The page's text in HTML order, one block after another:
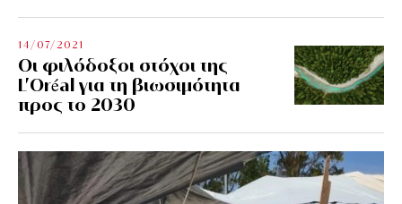
14/07/2021
Οι φιλόδοξοι στόχοι της
L’Oréal για τη βιωσιμότητα
προς το 2030